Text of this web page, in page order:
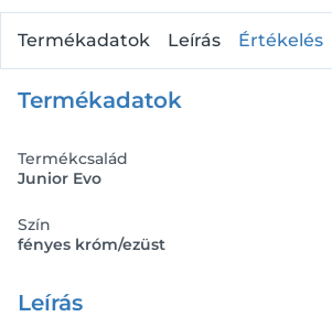
Termékadatok Leírás Értékelés
Termékadatok
Termékcsalád
Junior Evo
Szín
fényes króm/ezüst
Leírás